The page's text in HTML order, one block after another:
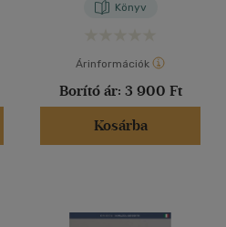
Könyv
Árinformációk
Borító ár: 3 900 Ft
Kosárba